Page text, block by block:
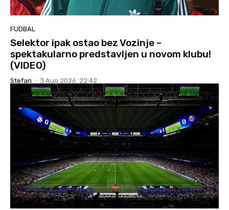
FUDBAL
Selektor ipak ostao bez Vozinje –
spektakularno predstavljen u novom klubu!
(VIDEO)
Stefan - 3 Aug 2026. 22:42